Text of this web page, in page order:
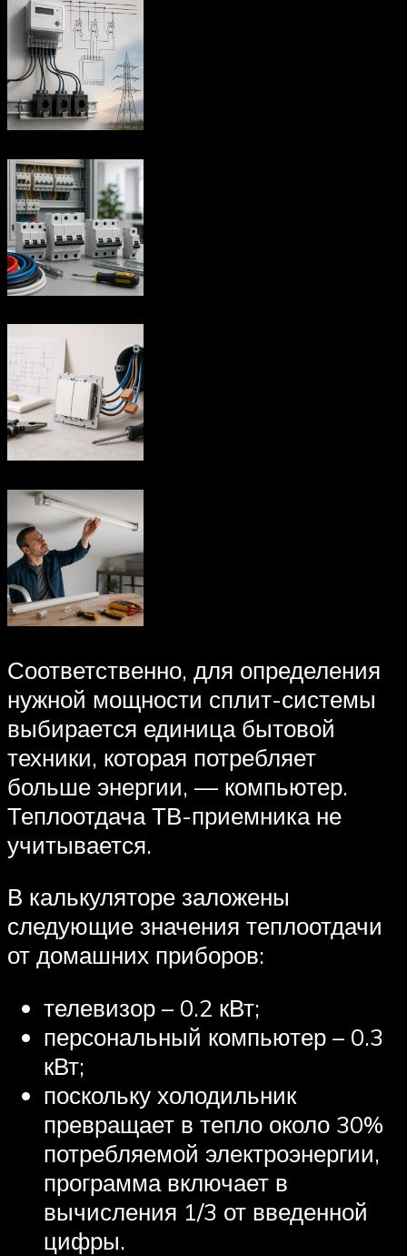
Соответственно, для определения
нужной мощности сплит-системы
выбирается единица бытовой
техники, которая потребляет
больше энергии, — компьютер.
Теплоотдача ТВ-приемника не
учитывается.
В калькуляторе заложены
следующие значения теплоотдачи
от домашних приборов:
телевизор – 0.2 кВт;
персональный компьютер – 0.3
кВт;
поскольку холодильник
превращает в тепло около 30%
потребляемой электроэнергии,
программа включает в
вычисления 1/3 от введенной
цифры.